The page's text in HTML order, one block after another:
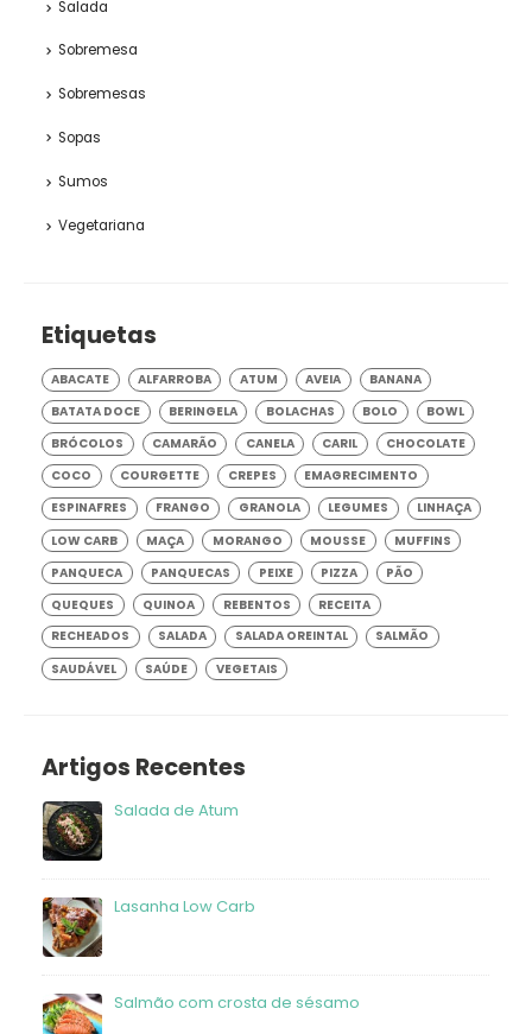
Salada
Sobremesa
Sobremesas
Sopas
Sumos
Vegetariana
Etiquetas
ABACATE ALFARROBA ATUM AVEIA
BANANA
BATATA DOCE
BERINGELA BOLACHAS BOLO
BOWL
BRÓCOLOS
CAMARÃO CANELA CARIL
CHOCOLATE
COCO
COURGETTE CREPES
EMAGRECIMENTO
ESPINAFRES
FRANGO GRANOLA LEGUMES
LINHAÇA
LOW CARB
MAÇA MORANGO MOUSSE
MUFFINS
PANQUECA
PANQUECAS PEIXE PIZZA
PÃO
QUEQUES
QUINOA REBENTOS
RECEITA
RECHEADOS
SALADA SALADA OREINTAL
SALMÃO
SAUDÁVEL
SAÚDE VEGETAIS
Artigos Recentes
Salada de Atum
Lasanha Low Carb
Salmão com crosta de sésamo